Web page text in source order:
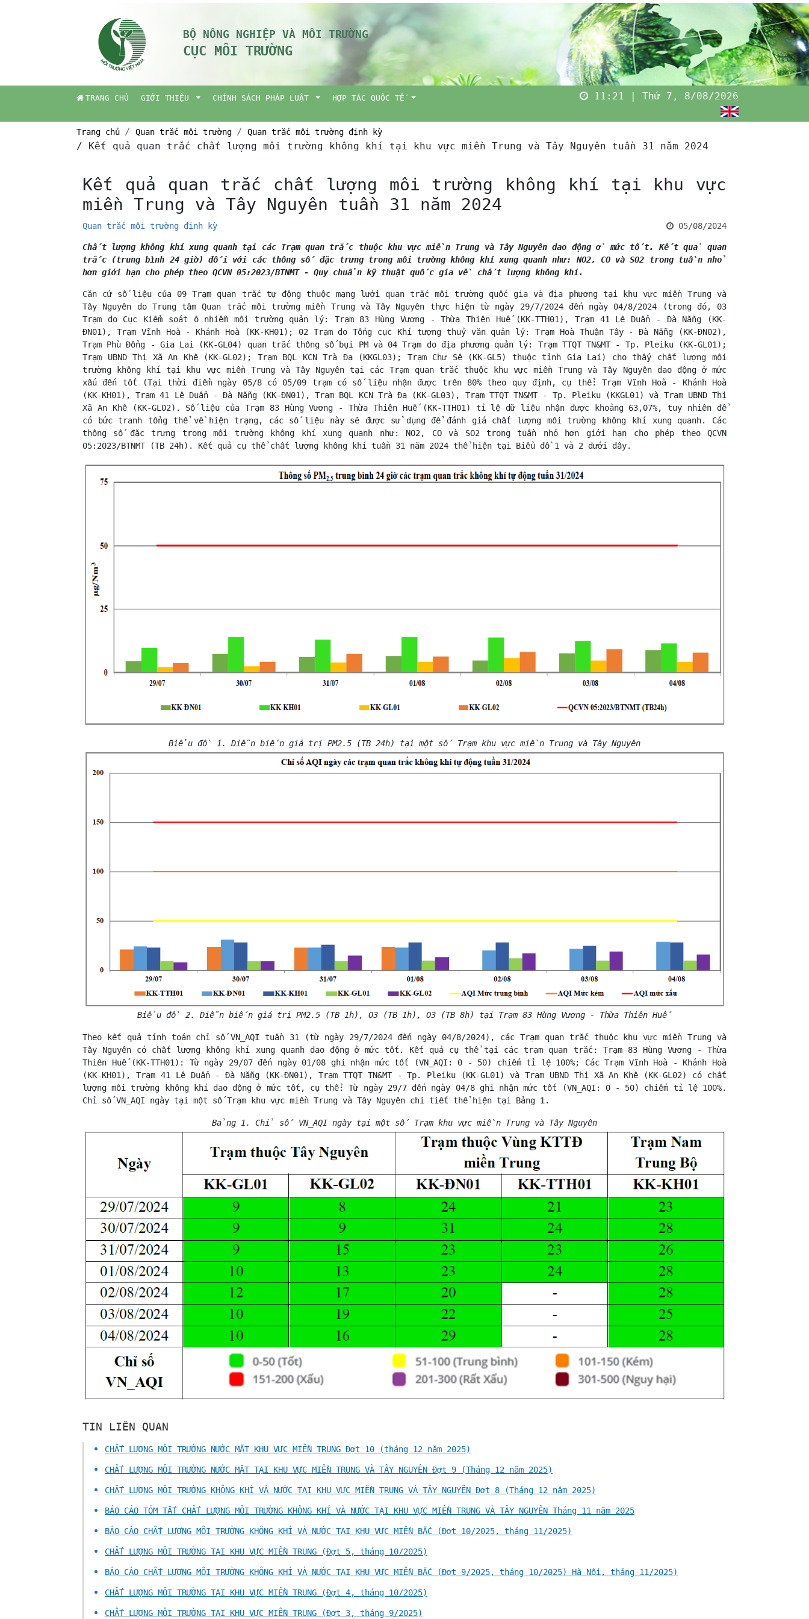
BỘ NÔNG NGHIỆP VÀ MÔI TRƯỜNG
CỤC MÔI TRƯỜNG
TRANG CHỦ GIỚI THIỆU CHÍNH SÁCH PHÁP LUẬT HỢP TÁC QUỐC TẾ 11:21 | Thứ 7, 8/08/2026
Trang chủ Quan trắc môi trường Quan trắc môi trường định kỳ
/ Kết quả quan trắc chất lượng môi trường không khí tại khu vực miền Trung và Tây Nguyên tuần 31 năm 2024
Kết quả quan trắc chất lượng môi trường không khí tại khu vực
miền Trung và Tây Nguyên tuần 31 năm 2024
Quan trắc môi trường định kỳ 05/08/2024
Chất lượng không khí xung quanh tại các Trạm quan trắc thuộc khu vực miền Trung và Tây Nguyên dao động ở mức tốt. Kết quả quan
trắc (trung bình 24 giờ) đối với các thông số đặc trưng trong môi trường không khí xung quanh như: NO2, CO và SO2 trong tuần nhỏ
hơn giới hạn cho phép theo QCVN 05:2023/BTNMT - Quy chuẩn kỹ thuật quốc gia về chất lượng không khí.
Căn cứ số liệu của 09 Trạm quan trắc tự động thuộc mạng lưới quan trắc môi trường quốc gia và địa phương tại khu vực miền Trung và
Tây Nguyên do Trung tâm Quan trắc môi trường miền Trung và Tây Nguyên thực hiện từ ngày 29/7/2024 đến ngày 04/8/2024 (trong đó, 03
Trạm do Cục Kiểm soát ô nhiễm môi trường quản lý: Trạm 83 Hùng Vương - Thừa Thiên Huế (KK-TTH01), Trạm 41 Lê Duẩn - Đà Nẵng (KK-
ĐN01), Trạm Vĩnh Hoà - Khánh Hoà (KK-KH01); 02 Trạm do Tổng cục Khí tượng thuỷ văn quản lý: Trạm Hoà Thuận Tây - Đà Nẵng (KK-ĐN02),
Trạm Phù Đổng - Gia Lai (KK-GL04) quan trắc thông số bụi PM và 04 Trạm do địa phương quản lý: Trạm TTQT TN&MT - Tp. Pleiku (KK-GL01);
Trạm UBND Thị Xã An Khê (KK-GL02); Trạm BQL KCN Trà Đa (KKGL03); Trạm Chư Sê (KK-GL5) thuộc tỉnh Gia Lai) cho thấy chất lượng môi
trường không khí tại khu vực miền Trung và Tây Nguyên tại các Trạm quan trắc thuộc khu vực miền Trung và Tây Nguyên dao động ở mức
xấu đến tốt (Tại thời điểm ngày 05/8 có 05/09 trạm có số liệu nhận được trên 80% theo quy định, cụ thể: Trạm Vĩnh Hoà - Khánh Hoà
(KK-KH01), Trạm 41 Lê Duẩn - Đà Nẵng (KK-ĐN01), Trạm BQL KCN Trà Đa (KK-GL03), Trạm TTQT TN&MT - Tp. Pleiku (KKGL01) và Trạm UBND Thị
Xã An Khê (KK-GL02). Số liệu của Trạm 83 Hùng Vương - Thừa Thiên Huế (KK-TTH01) tỉ lệ dữ liệu nhận được khoảng 63,07%, tuy nhiên để
có bức tranh tổng thể về hiện trạng, các số liệu này sẽ được sử dụng để đánh giá chất lượng môi trường không khí xung quanh. Các
thông số đặc trưng trong môi trường không khí xung quanh như: NO2, CO và SO2 trong tuần nhỏ hơn giới hạn cho phép theo QCVN
05:2023/BTNMT (TB 24h). Kết quả cụ thể chất lượng không khí tuần 31 năm 2024 thể hiện tại Biểu đồ 1 và 2 dưới đây.
Biểu đồ 1. Diễn biến giá trị PM2.5 (TB 24h) tại một số Trạm khu vực miền Trung và Tây Nguyên
Biểu đồ 2. Diễn biến giá trị PM2.5 (TB 1h), O3 (TB 1h), O3 (TB 8h) tại Trạm 83 Hùng Vương - Thừa Thiên Huế
Theo kết quả tính toán chỉ số VN_AQI tuần 31 (từ ngày 29/7/2024 đến ngày 04/8/2024), các Trạm quan trắc thuộc khu vực miền Trung và
Tây Nguyên có chất lượng không khí xung quanh dao động ở mức tốt. Kết quả cụ thể tại các trạm quan trắc: Trạm 83 Hùng Vương - Thừa
Thiên Huế (KK-TTH01): Từ ngày 29/07 đến ngày 01/08 ghi nhận mức tốt (VN_AQI: 0 - 50) chiếm tỉ lệ 100%; Các Trạm Vĩnh Hoà - Khánh Hoà
(KK-KH01), Trạm 41 Lê Duẩn - Đà Nẵng (KK-ĐN01), Trạm TTQT TN&MT - Tp. Pleiku (KK-GL01) và Trạm UBND Thị Xã An Khê (KK-GL02) có chất
lượng môi trường không khí dao động ở mức tốt, cụ thể: Từ ngày 29/7 đến ngày 04/8 ghi nhận mức tốt (VN_AQI: 0 - 50) chiếm tỉ lệ 100%.
Chỉ số VN_AQI ngày tại một số Trạm khu vực miền Trung và Tây Nguyên chi tiết thể hiện tại Bảng 1.
Bảng 1. Chỉ số VN_AQI ngày tại một số Trạm khu vực miền Trung và Tây Nguyên
TIN LIÊN QUAN
CHẤT LƯỢNG MÔI TRƯỜNG NƯỚC MẶT KHU VỰC MIỀN TRUNG Đợt 10 (tháng 12 năm 2025)
CHẤT LƯỢNG MÔI TRƯỜNG NƯỚC MẶT TẠI KHU VỰC MIỀN TRUNG VÀ TÂY NGUYÊN Đợt 9 (Tháng 12 năm 2025)
CHẤT LƯỢNG MÔI TRƯỜNG KHÔNG KHÍ VÀ NƯỚC TẠI KHU VỰC MIỀN TRUNG VÀ TÂY NGUYÊN Đợt 8 (Tháng 12 năm 2025)
BÁO CÁO TÓM TẮT CHẤT LƯỢNG MÔI TRƯỜNG KHÔNG KHÍ VÀ NƯỚC TẠI KHU VỰC MIỀN TRUNG VÀ TÂY NGUYÊN Tháng 11 năm 2025
BÁO CÁO CHẤT LƯỢNG MÔI TRƯỜNG KHÔNG KHÍ VÀ NƯỚC TẠI KHU VỰC MIỀN BẮC (Đợt 10/2025, tháng 11/2025)
CHẤT LƯỢNG MÔI TRƯỜNG TẠI KHU VỰC MIỀN TRUNG (Đợt 5, tháng 10/2025)
BÁO CÁO CHẤT LƯỢNG MÔI TRƯỜNG KHÔNG KHÍ VÀ NƯỚC TẠI KHU VỰC MIỀN BẮC (Đợt 9/2025, tháng 10/2025) Hà Nội, tháng 11/2025)
CHẤT LƯỢNG MÔI TRƯỜNG TẠI KHU VỰC MIỀN TRUNG (Đợt 4, tháng 10/2025)
CHẤT LƯỢNG MÔI TRƯỜNG TẠI KHU VỰC MIỀN TRUNG (Đợt 3, tháng 9/2025)